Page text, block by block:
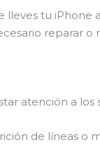
tu iPhone
reparar
atención a los
de líneas o